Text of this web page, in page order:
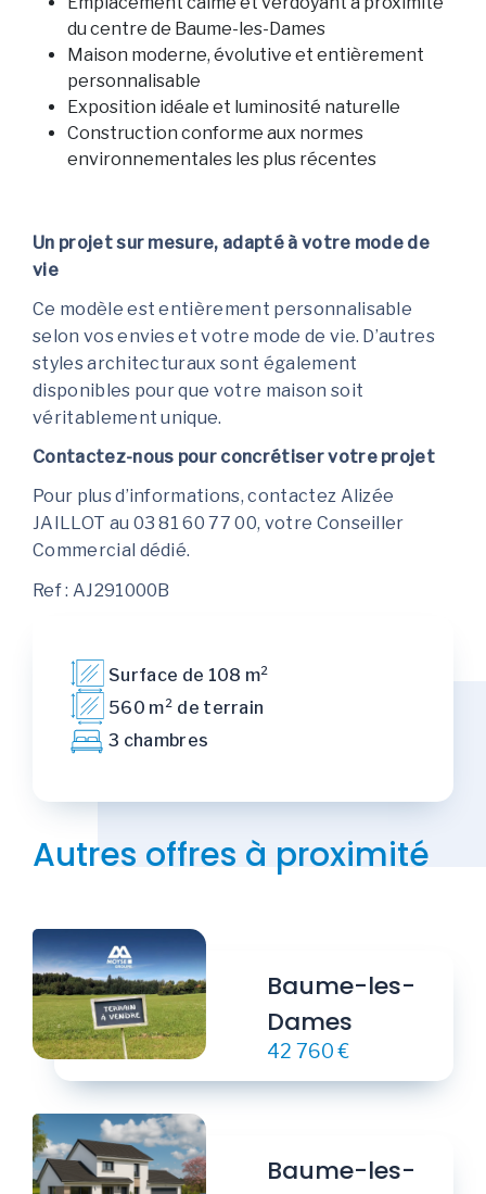
du centre de Baume-les-Dames
Maison moderne, évolutive et entièrement
personnalisable
Exposition idéale et luminosité naturelle
Construction conforme aux normes
environnementales les plus récentes
Un projet sur mesure, adapté à votre mode de
vie
Ce modèle est entièrement personnalisable
selon vos envies et votre mode de vie. D’autres
styles architecturaux sont également
disponibles pour que votre maison soit
véritablement unique.
Contactez-nous pour concrétiser votre projet
Pour plus d’informations, contactez Alizée
JAILLOT au 03 81 60 77 00, votre Conseiller
Commercial dédié.
Ref : AJ291000B
Surface de 108 m²
560 m² de terrain
3 chambres
Autres offres à proximité
Baume-les-
Dames
42 760 €
Baume-les-